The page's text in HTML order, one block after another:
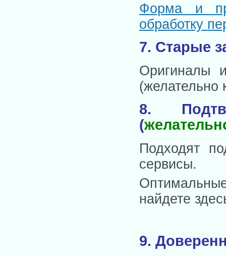
Форма и
обработку
7. Старые
Оригиналы
(желательно
8.
(
Подходят
сервисы.
найдете
9.